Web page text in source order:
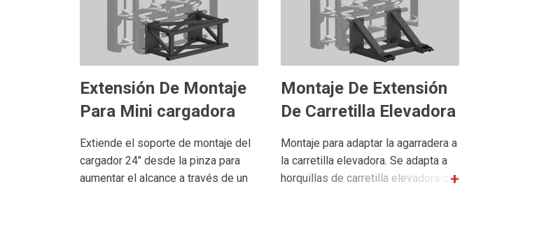
Extensión De Montaje
Para Mini cargadora
Extiende el soporte de montaje del
cargador 24" desde la pinza para
aumentar el alcance a través de un
Montaje De Extensión
De Carretilla Elevadora
Montaje para adaptar la agarradera a
la carretilla elevadora. Se adapta a
horquillas de carretilla elevadora de